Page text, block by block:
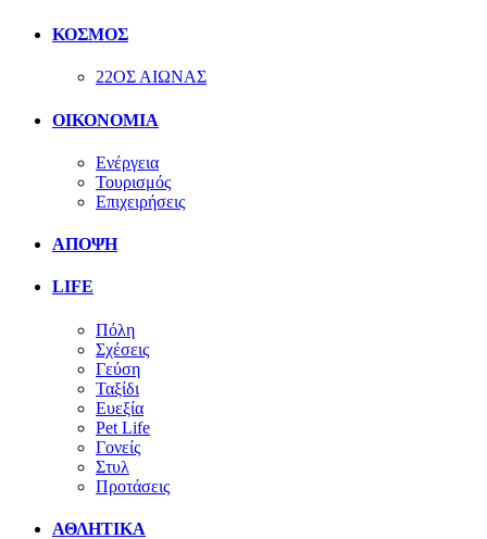
ΚΟΣΜΟΣ
22ΟΣ ΑΙΩΝΑΣ
ΟΙΚΟΝΟΜΙΑ
Ενέργεια
Τουρισμός
Επιχειρήσεις
ΑΠΟΨΗ
LIFE
Πόλη
Σχέσεις
Γεύση
Ταξίδι
Ευεξία
Pet Life
Γονείς
Στυλ
Προτάσεις
ΑΘΛΗΤΙΚΑ